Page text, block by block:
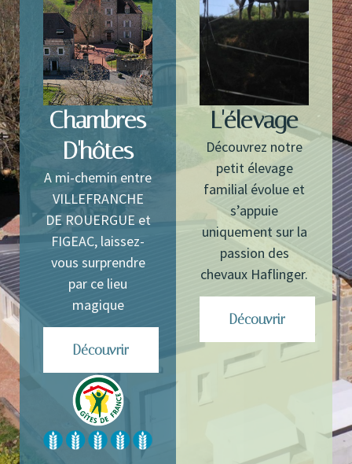
Chambres
D'hôtes
A mi-chemin entre
VILLEFRANCHE
DE ROUERGUE et
FIGEAC, laissez-
vous surprendre
par ce lieu
magique
Découvrir
L'élevage
Découvrez notre
petit élevage
familial évolue et
s’appuie
uniquement sur la
passion des
chevaux Haflinger.
Découvrir